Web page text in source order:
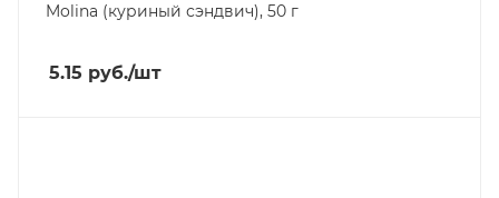
Molina (куриный сэндвич), 50 г
5.15 руб./шт